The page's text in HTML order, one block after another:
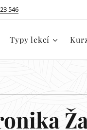
546
Typy lekcí